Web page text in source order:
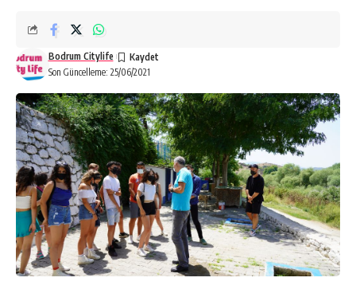
Son Güncelleme: 25/06/2021
Bodrum Citylife